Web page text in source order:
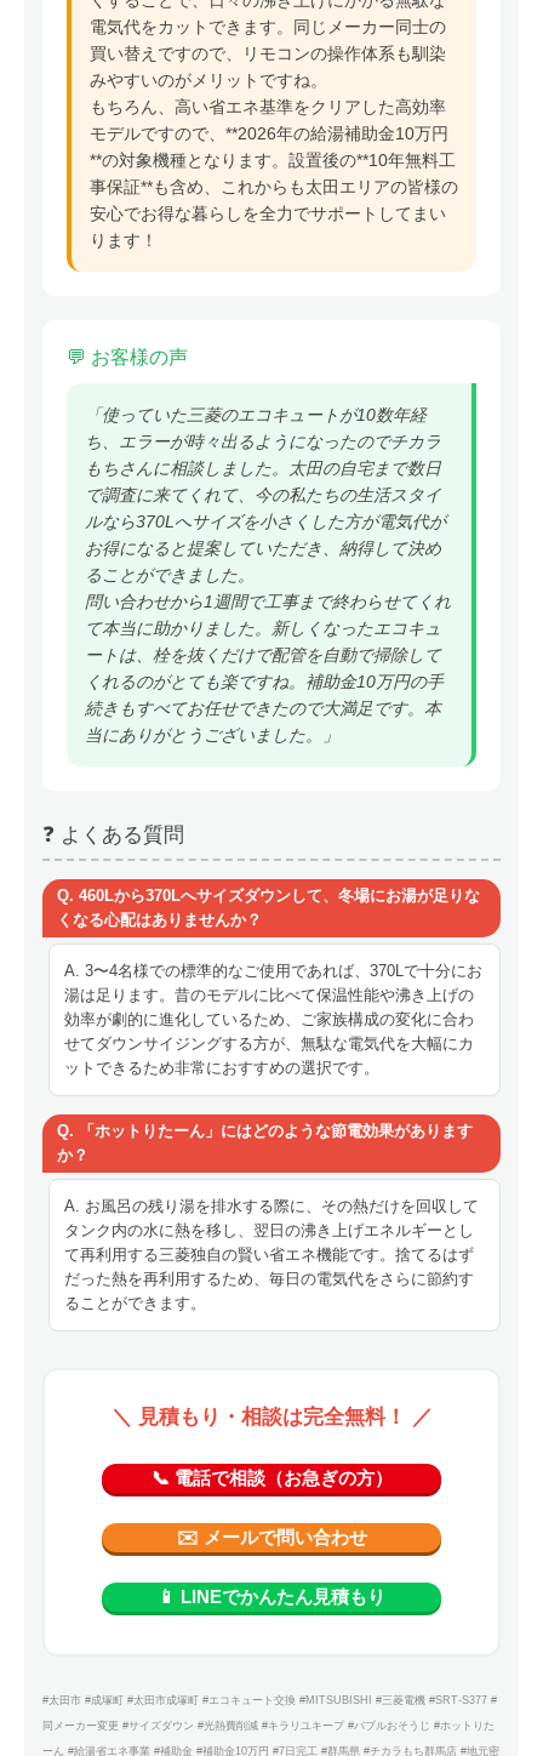
電気代をカットできます。同じメーカー同士の
買い替えですので、リモコンの操作体系も馴染
みやすいのがメリットですね。
もちろん、高い省エネ基準をクリアした高効率
モデルですので、**2026年の給湯補助金10万円
**の対象機種となります。設置後の**10年無料工
事保証**も含め、これからも太田エリアの皆様の
安心でお得な暮らしを全力でサポートしてまい
ります！
💬 お客様の声
「使っていた三菱のエコキュートが10数年経
ち、エラーが時々出るようになったのでチカラ
もちさんに相談しました。太田の自宅まで数日
で調査に来てくれて、今の私たちの生活スタイ
ルなら370Lへサイズを小さくした方が電気代が
お得になると提案していただき、納得して決め
ることができました。
問い合わせから1週間で工事まで終わらせてくれ
て本当に助かりました。新しくなったエコキュ
ートは、栓を抜くだけで配管を自動で掃除して
くれるのがとても楽ですね。補助金10万円の手
続きもすべてお任せできたので大満足です。本
当にありがとうございました。」
❓ よくある質問
Q. 460Lから370Lへサイズダウンして、冬場にお湯が足りな
くなる心配はありませんか？
A. 3〜4名様での標準的なご使用であれば、370Lで十分にお
湯は足ります。昔のモデルに比べて保温性能や沸き上げの
効率が劇的に進化しているため、ご家族構成の変化に合わ
せてダウンサイジングする方が、無駄な電気代を大幅にカ
ットできるため非常におすすめの選択です。
Q. 「ホットりたーん」にはどのような節電効果があります
か？
A. お風呂の残り湯を排水する際に、その熱だけを回収して
タンク内の水に熱を移し、翌日の沸き上げエネルギーとし
て再利用する三菱独自の賢い省エネ機能です。捨てるはず
だった熱を再利用するため、毎日の電気代をさらに節約す
ることができます。
＼ 見積もり・相談は完全無料！ ／
📞 電話で相談（お急ぎの方）
✉️ メールで問い合わせ
📱 LINEでかんたん見積もり
#太田市 #成塚町 #太田市成塚町 #エコキュート交換 #MITSUBISHI #三菱電機 #SRT-S377 #
同メーカー変更 #サイズダウン #光熱費削減 #キラリユキープ #バブルおそうじ #ホットりた
ーん #給湯省エネ事業 #補助金 #補助金10万円 #7日完工 #群馬県 #チカラもち群馬店 #地元密